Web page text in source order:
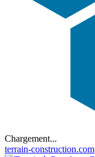
Chargement...
terrain-construction.com